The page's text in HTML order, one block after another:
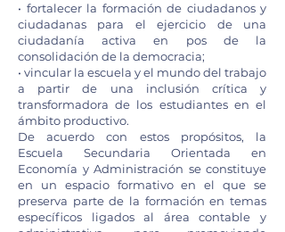
• fortalecer la formación de ciudadanos y
ciudadanas para el ejercicio de una
ciudadanía activa en pos de la
consolidación de la democracia;
• vincular la escuela y el mundo del trabajo
a partir de una inclusión crítica y
transformadora de los estudiantes en el
ámbito productivo.
De acuerdo con estos propósitos, la
Escuela Secundaria Orientada en
Economía y Administración se constituye
en un espacio formativo en el que se
preserva parte de la formación en temas
específicos ligados al área contable y